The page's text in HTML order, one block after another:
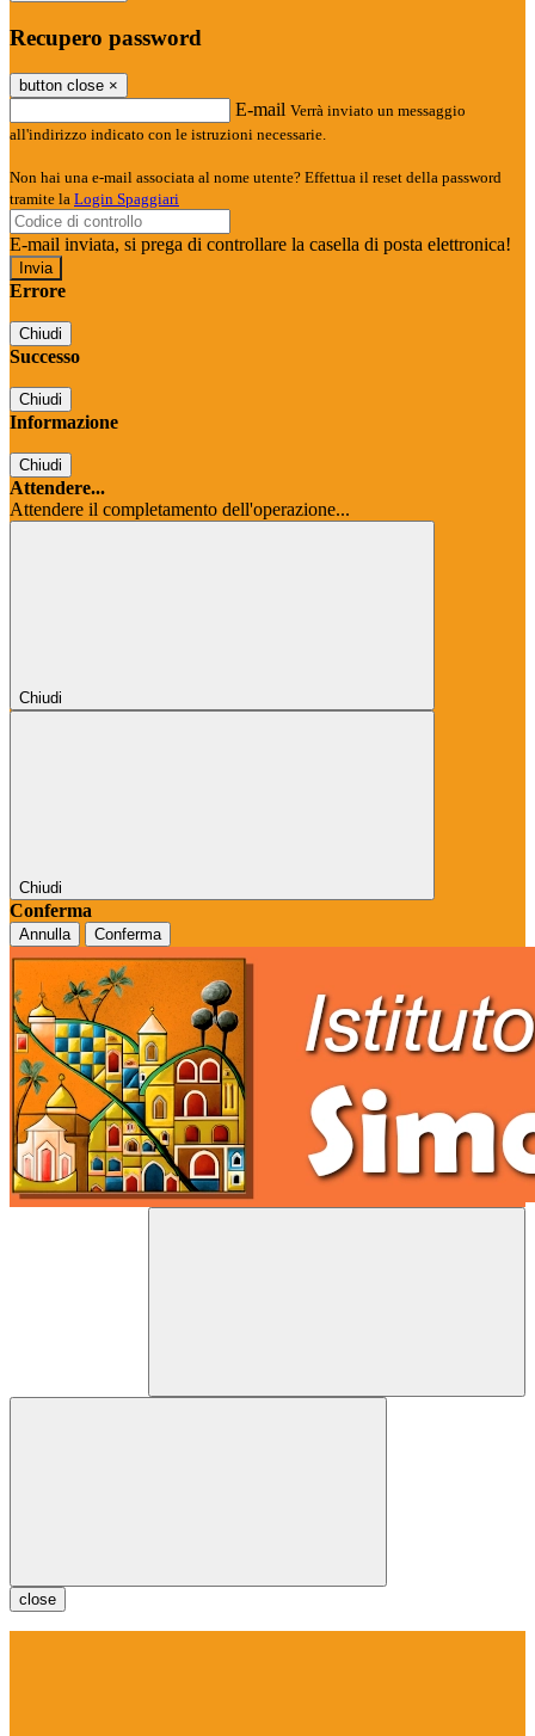
Recupero password
button close ×
E-mail Verrà inviato un messaggio
all'indirizzo indicato con le istruzioni necessarie.
Non hai una e-mail associata al nome utente? Effettua il reset della password
tramite la Login Spaggiari
E-mail inviata, si prega di controllare la casella di posta elettronica!
Errore
Chiudi
Successo
Chiudi
Informazione
Chiudi
Attendere...
Attendere il completamento dell'operazione...
Chiudi
Chiudi
Conferma
Annulla Conferma
close